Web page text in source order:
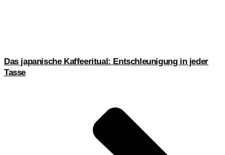
Das japanische Kaffeeritual: Entschleunigung in jeder
Tasse